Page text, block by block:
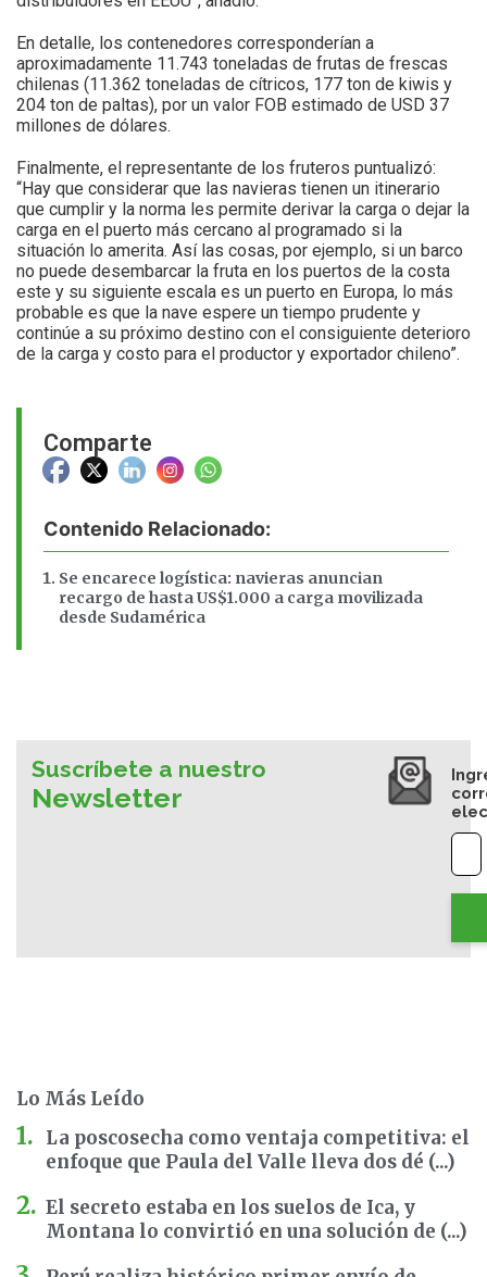
Comparte
Contenido Relacionado:
Se encarece logística: navieras anuncian
recargo de hasta US$1.000 a carga movilizada
desde Sudamérica
En detalle, los contenedores corresponderían a
aproximadamente 11.743 toneladas de frutas de frescas
chilenas (11.362 toneladas de cítricos, 177 ton de kiwis y
204 ton de paltas), por un valor FOB estimado de USD 37
millones de dólares.
Finalmente, el representante de los fruteros puntualizó:
“Hay que considerar que las navieras tienen un itinerario
que cumplir y la norma les permite derivar la carga o dejar la
carga en el puerto más cercano al programado si la
situación lo amerita. Así las cosas, por ejemplo, si un barco
no puede desembarcar la fruta en los puertos de la costa
este y su siguiente escala es un puerto en Europa, lo más
probable es que la nave espere un tiempo prudente y
continúe a su próximo destino con el consiguiente deterioro
de la carga y costo para el productor y exportador chileno”.
Suscríbete a nuestro
Newsletter
Lo Más Leído
La poscosecha como ventaja competitiva: el
enfoque que Paula del Valle lleva dos dé (...)
El secreto estaba en los suelos de Ica, y
Montana lo convirtió en una solución de (...)